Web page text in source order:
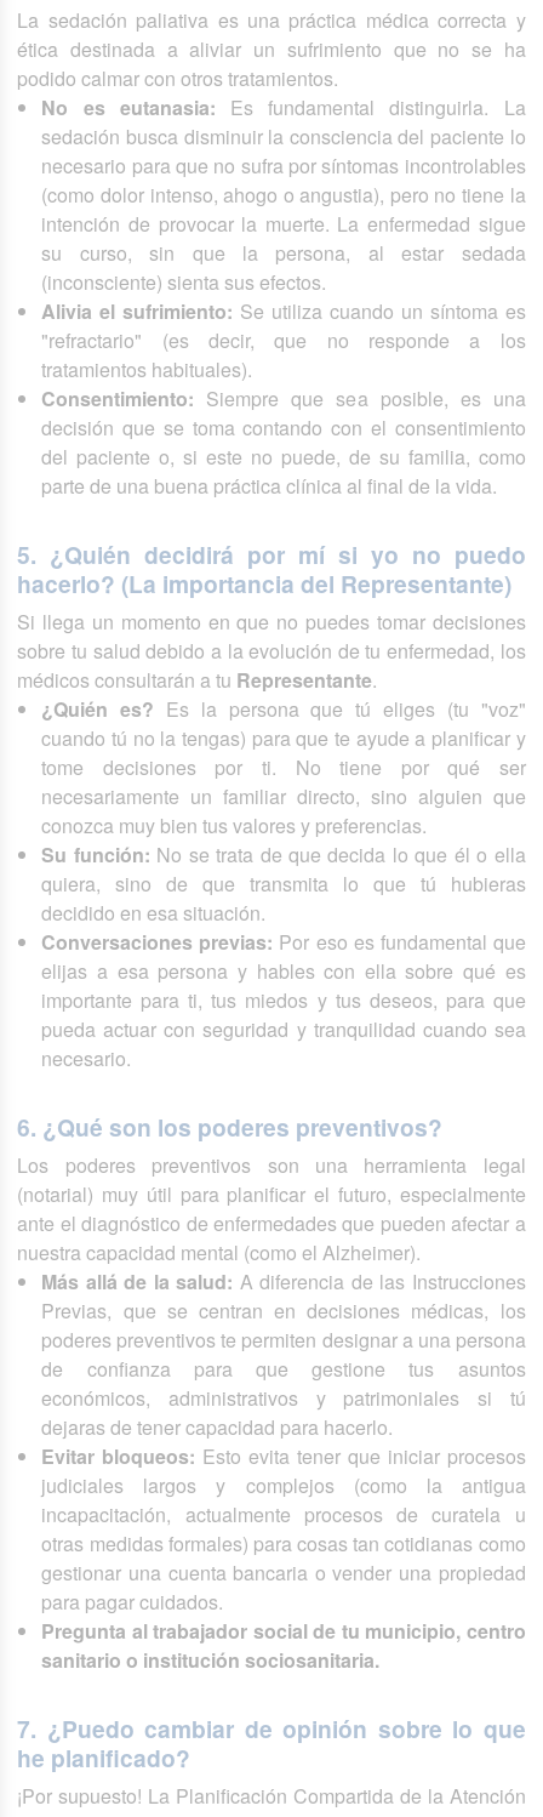
La sedación paliativa es una práctica médica correcta y
ética destinada a aliviar un sufrimiento que no se ha
podido calmar con otros tratamientos.
No es eutanasia: Es fundamental distinguirla. La
sedación busca disminuir la consciencia del paciente lo
necesario para que no sufra por síntomas incontrolables
(como dolor intenso, ahogo o angustia), pero no tiene la
intención de provocar la muerte. La enfermedad sigue
su curso, sin que la persona, al estar sedada
(inconsciente) sienta sus efectos.
Alivia el sufrimiento: Se utiliza cuando un síntoma es
"refractario" (es decir, que no responde a los
tratamientos habituales).
Consentimiento: Siempre que sea posible, es una
decisión que se toma contando con el consentimiento
del paciente o, si este no puede, de su familia, como
parte de una buena práctica clínica al final de la vida.
5. ¿Quién decidirá por mí si yo no puedo
hacerlo? (La importancia del Representante)
Si llega un momento en que no puedes tomar decisiones
sobre tu salud debido a la evolución de tu enfermedad, los
médicos consultarán a tu Representante.
¿Quién es? Es la persona que tú eliges (tu "voz"
cuando tú no la tengas) para que te ayude a planificar y
tome decisiones por ti. No tiene por qué ser
necesariamente un familiar directo, sino alguien que
conozca muy bien tus valores y preferencias.
Su función: No se trata de que decida lo que él o ella
quiera, sino de que transmita lo que tú hubieras
decidido en esa situación.
Conversaciones previas: Por eso es fundamental que
elijas a esa persona y hables con ella sobre qué es
importante para ti, tus miedos y tus deseos, para que
pueda actuar con seguridad y tranquilidad cuando sea
necesario.
6. ¿Qué son los poderes preventivos?
Los poderes preventivos son una herramienta legal
(notarial) muy útil para planificar el futuro, especialmente
ante el diagnóstico de enfermedades que pueden afectar a
nuestra capacidad mental (como el Alzheimer).
Más allá de la salud: A diferencia de las Instrucciones
Previas, que se centran en decisiones médicas, los
poderes preventivos te permiten designar a una persona
de confianza para que gestione tus asuntos
económicos, administrativos y patrimoniales si tú
dejaras de tener capacidad para hacerlo.
Evitar bloqueos: Esto evita tener que iniciar procesos
judiciales largos y complejos (como la antigua
incapacitación, actualmente procesos de curatela u
otras medidas formales) para cosas tan cotidianas como
gestionar una cuenta bancaria o vender una propiedad
para pagar cuidados.
Pregunta al trabajador social de tu municipio, centro
sanitario o institución sociosanitaria.
7. ¿Puedo cambiar de opinión sobre lo que
he planificado?
¡Por supuesto! La Planificación Compartida de la Atención